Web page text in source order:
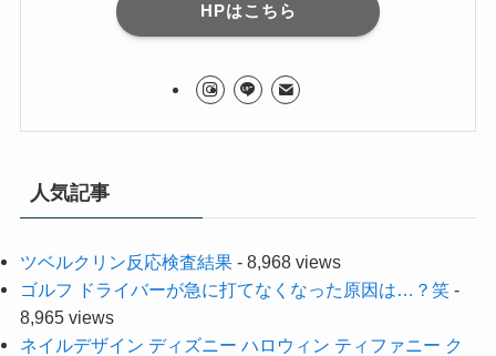
HPはこちら
人気記事
ツベルクリン反応検査結果- 8,968 views
ゴルフ ドライバーが急に打てなくなった原因は…？笑-
8,965 views
ネイルデザイン ディズニー ハロウィン ティファニー ク